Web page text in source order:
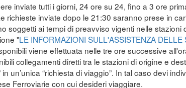
inviate tutti i giorni, 24 ore su 24, fino a 3 ore
richieste inviate dopo le 21:30 saranno prese in
soggetti ai tempi di preavviso vigenti nelle
"LE INFORMAZIONI SULL'ASSISTENZA
viene effettuata nelle tre ore successive
collegamenti diretti tra le stazioni di origine e
in un’unica “richiesta di viaggio”. In tal caso devi
Ferroviarie con cui desideri viaggiare.